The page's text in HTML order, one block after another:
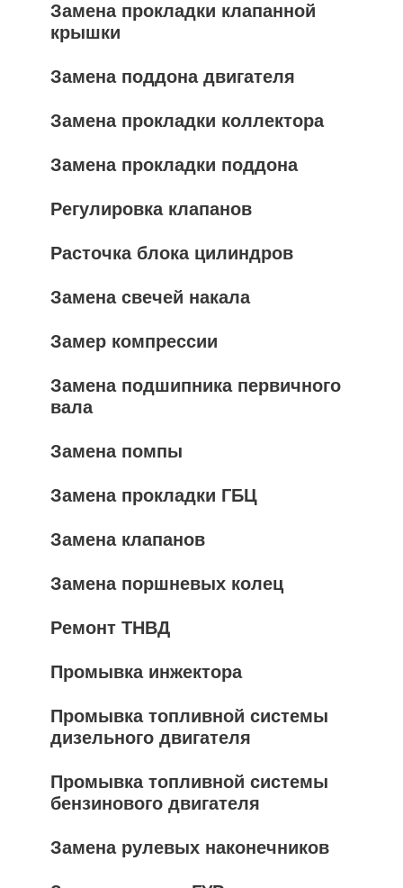
Замена прокладки клапанной
крышки
Замена поддона двигателя
Замена прокладки коллектора
Замена прокладки поддона
Регулировка клапанов
Расточка блока цилиндров
Замена свечей накала
Замер компрессии
Замена подшипника первичного
вала
Замена помпы
Замена прокладки ГБЦ
Замена клапанов
Замена поршневых колец
Ремонт ТНВД
Промывка инжектора
Промывка топливной системы
дизельного двигателя
Промывка топливной системы
бензинового двигателя
Замена рулевых наконечников